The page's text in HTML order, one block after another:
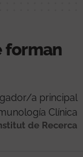
forman
a principal
Clínica
de Recerca